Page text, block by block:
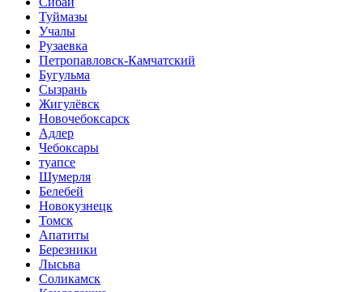
Туймазы
Учалы
Рузаевка
Петропавловск-Камчатский
Бугульма
Сызрань
Жигулёвск
Новочебоксарск
Адлер
Чебоксары
туапсе
Шумерля
Белебей
Новокузнецк
Томск
Апатиты
Березники
Лысьва
Соликамск